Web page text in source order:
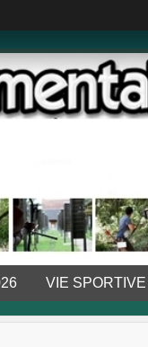
VIE SPORTIVE